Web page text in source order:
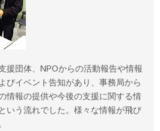
援団体、NPOからの活動報告や情報
びイベント告知があり、事務局から
情報の提供や今後の支援に関する情
いう流れでした。様々な情報が飛び